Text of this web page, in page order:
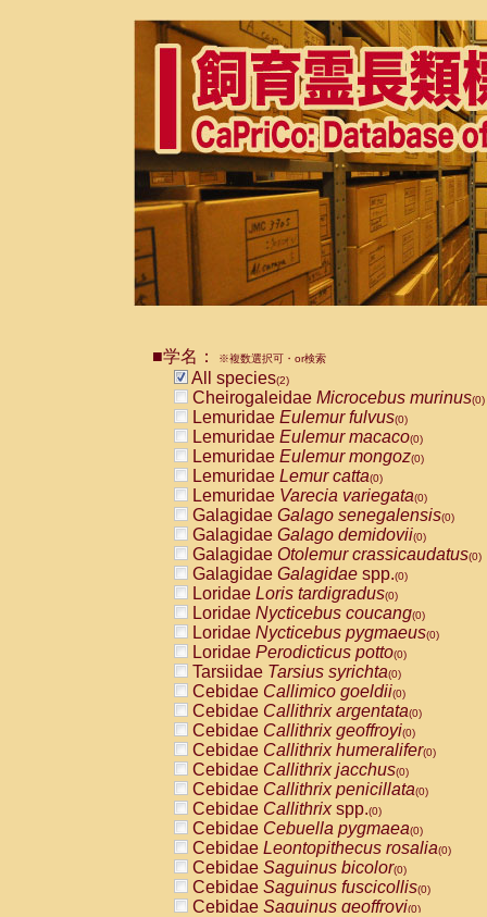
■学名： ※複数選択可・or検索
All species(2)
Cheirogaleidae Microcebus murinus(0)
Lemuridae Eulemur fulvus(0)
Lemuridae Eulemur macaco(0)
Lemuridae Eulemur mongoz(0)
Lemuridae Lemur catta(0)
Lemuridae Varecia variegata(0)
Galagidae Galago senegalensis(0)
Galagidae Galago demidovii(0)
Galagidae Otolemur crassicaudatus(0)
Galagidae Galagidae spp.(0)
Loridae Loris tardigradus(0)
Loridae Nycticebus coucang(0)
Loridae Nycticebus pygmaeus(0)
Loridae Perodicticus potto(0)
Tarsiidae Tarsius syrichta(0)
Cebidae Callimico goeldii(0)
Cebidae Callithrix argentata(0)
Cebidae Callithrix geoffroyi(0)
Cebidae Callithrix humeralifer(0)
Cebidae Callithrix jacchus(0)
Cebidae Callithrix penicillata(0)
Cebidae Callithrixspp.(0)
Cebidae Cebuella pygmaea(0)
Cebidae Leontopithecus rosalia(0)
Cebidae Saguinus bicolor(0)
Cebidae Saguinus fuscicollis(0)
Cebidae Saguinus geoffroyi(0)